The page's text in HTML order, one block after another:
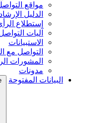
مواقع
الدليل
إستطلاع
آليات
الاستبيانات
التواصل مع
المشورات
مدونات
البيانات المفتوحة